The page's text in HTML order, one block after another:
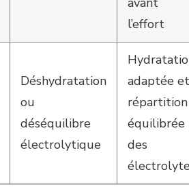
l’effort
Déshydratation
ou
déséquilibre
électrolytique
adaptée et
répartition
équilibrée
des